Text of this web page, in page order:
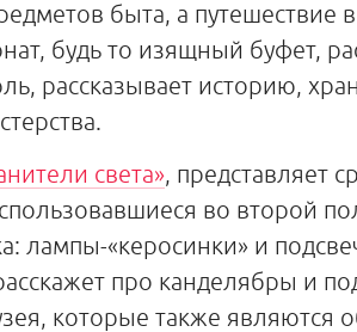
быта, а путешествие
будь то изящный буфет,
рассказывает историю,
света», представляет
во второй
лампы-«керосинки» и
про канделябры и
которые также являются